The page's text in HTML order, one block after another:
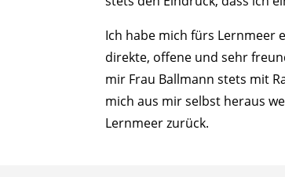
Ich habe mich fürs Lernmeer
direkte, offene und sehr
mir Frau Ballmann stets mit
mich aus mir selbst heraus
Lernmeer zurück.